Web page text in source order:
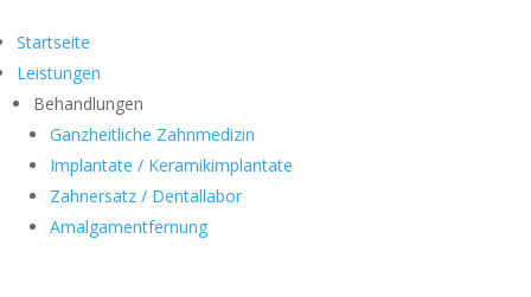
Startseite
Leistungen
Behandlungen
Ganzheitliche Zahnmedizin
Implantate / Keramikimplantate
Zahnersatz / Dentallabor
Amalgamentfernung